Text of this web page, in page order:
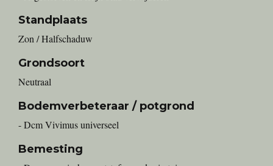
Standplaats
Zon / Halfschaduw
Grondsoort
Neutraal
Bodemverbeteraar / potgrond
- Dcm Vivimus universeel
Bemesting